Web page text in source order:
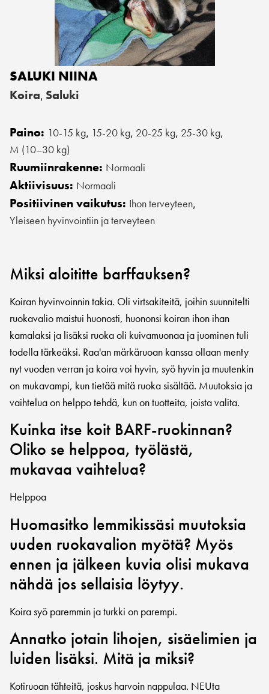
SALUKI NIINA
Koira, Saluki
Paino: 10-15 kg, 15-20 kg, 20-25 kg, 25-30 kg,
M (10–30 kg)
Ruumiinrakenne: Normaali
Aktiivisuus: Normaali
Positiivinen vaikutus: Ihon terveyteen,
Yleiseen hyvinvointiin ja terveyteen
Miksi aloititte barffauksen?
Koiran hyvinvoinnin takia. Oli virtsakiteitä, joihin suunnitelti
ruokavalio maistui huonosti, huononsi koiran ihon ihan
kamalaksi ja lisäksi ruoka oli kuivamuonaa ja juominen tuli
todella tärkeäksi. Raa'an märkäruoan kanssa ollaan menty
nyt vuoden verran ja koira voi hyvin, syö hyvin ja muutenkin
on mukavampi, kun tietää mitä ruoka sisältää. Muutoksia ja
vaihtelua on helppo tehdä, kun on tuotteita, joista valita.
Kuinka itse koit BARF-ruokinnan?
Oliko se helppoa, työlästä,
mukavaa vaihtelua?
Helppoa
Huomasitko lemmikissäsi muutoksia
uuden ruokavalion myötä? Myös
ennen ja jälkeen kuvia olisi mukava
nähdä jos sellaisia löytyy.
Koira syö paremmin ja turkki on parempi.
Annatko jotain lihojen, sisäelimien ja
luiden lisäksi. Mitä ja miksi?
Kotiruoan tähteitä, joskus harvoin nappulaa. NEUta